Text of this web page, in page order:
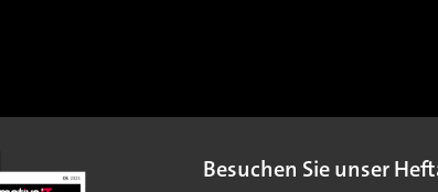
Besuchen Sie unser